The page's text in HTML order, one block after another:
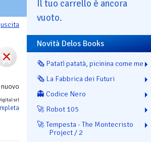
uscita
srl
Il tuo carrello è ancora
vuoto.
Novità Delos Books
🗞️ Patatì patatà, picinina come me
🗞️ La Fabbrica dei Futuri
👻 Codice Nero
🚀 Robot 105
🚀 Tempesta - The Montecristo
Project / 2